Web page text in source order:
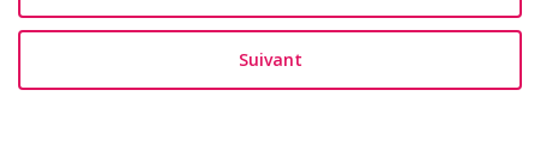
Suivant